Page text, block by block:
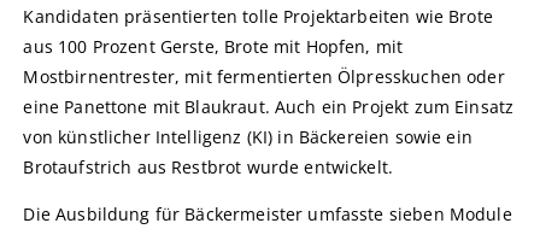
Kandidaten präsentierten tolle Projektarbeiten wie Brote
aus 100 Prozent Gerste, Brote mit Hopfen, mit
Mostbirnentrester, mit fermentierten Ölpresskuchen oder
eine Panettone mit Blaukraut. Auch ein Projekt zum Einsatz
von künstlicher Intelligenz (KI) in Bäckereien sowie ein
Brotaufstrich aus Restbrot wurde entwickelt.
Die Ausbildung für Bäckermeister umfasste sieben Module